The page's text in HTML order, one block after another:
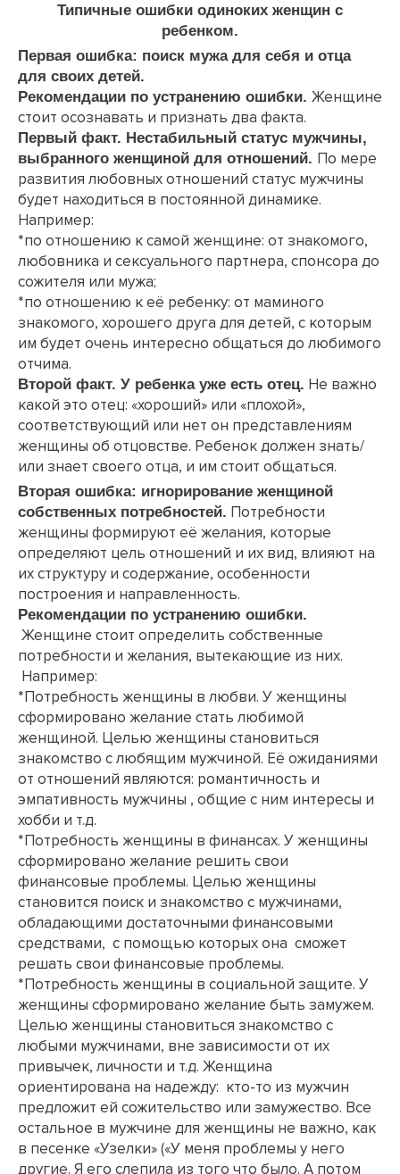
Типичные ошибки одиноких женщин с
ребенком.
Первая ошибка: поиск мужа для себя и отца
для своих детей.
Рекомендации по устранению ошибки. Женщине
стоит осознавать и признать два факта.
Первый факт. Нестабильный статус мужчины,
выбранного женщиной для отношений. По мере
развития любовных отношений статус мужчины
будет находиться в постоянной динамике.
Например:
*по отношению к самой женщине: от знакомого,
любовника и сексуального партнера, спонсора до
сожителя или мужа;
*по отношению к её ребенку: от маминого
знакомого, хорошего друга для детей, с которым
им будет очень интересно общаться до любимого
отчима.
Второй факт. У ребенка уже есть отец. Не важно
какой это отец: «хороший» или «плохой»,
соответствующий или нет он представлениям
женщины об отцовстве. Ребенок должен знать/
или знает своего отца, и им стоит общаться.
Вторая ошибка: игнорирование женщиной
собственных потребностей. Потребности
женщины формируют её желания, которые
определяют цель отношений и их вид, влияют на
их структуру и содержание, особенности
построения и направленность.
Рекомендации по устранению ошибки.
Женщине стоит определить собственные
потребности и желания, вытекающие из них.
Например:
*Потребность женщины в любви. У женщины
сформировано желание стать любимой
женщиной. Целью женщины становиться
знакомство с любящим мужчиной. Её ожиданиями
от отношений являются: романтичность и
эмпативность мужчины , общие с ним интересы и
хобби и т.д.
*Потребность женщины в финансах. У женщины
сформировано желание решить свои
финансовые проблемы. Целью женщины
становится поиск и знакомство с мужчинами,
обладающими достаточными финансовыми
средствами, с помощью которых она сможет
решать свои финансовые проблемы.
*Потребность женщины в социальной защите. У
женщины сформировано желание быть замужем.
Целью женщины становиться знакомство с
любыми мужчинами, вне зависимости от их
привычек, личности и т.д. Женщина
ориентирована на надежду: кто-то из мужчин
предложит ей сожительство или замужество. Все
остальное в мужчине для женщины не важно, как
в песенке «Узелки» («У меня проблемы у него
другие. Я его слепила из того что было. А потом